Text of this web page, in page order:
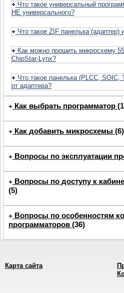
Что такое универсальный
НЕ универсального?
Что такое ZIF панелька
Как можно прошить микросхему
ChipStar-Lynx?
Что такое панелька (PLCC, SOIC,
от адаптера?
Как выбрать программатор
Как добавить микросхемы (6)
Вопросы по эксплуатации
Вопросы по доступу к
(5)
Вопросы по особенностям
программаторов (36)
Карта сайта